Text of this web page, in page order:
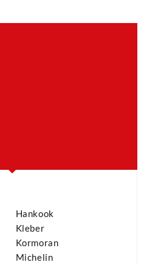
Hankook
Kleber
Kormoran
Michelin